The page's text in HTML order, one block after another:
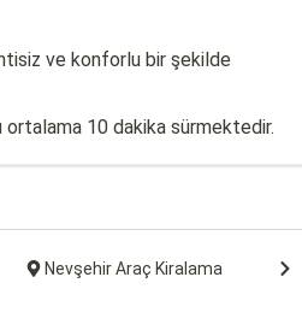
ve konforlu bir şekilde
ortalama 10 dakika sürmektedir.
Nevşehir Araç Kiralama